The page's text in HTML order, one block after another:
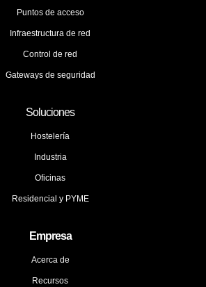
Puntos de acceso
Infraestructura de red
Control de red
Gateways de seguridad
Soluciones
Hostelería
Industria
Oficinas
Residencial y PYME
Empresa
Acerca de
Recursos